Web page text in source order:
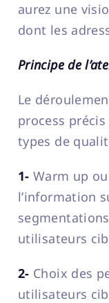
aurez une
dont les
Principe de
Le
process
types de
1- Warm up
l’information
utilisateurs
2- Choix des
utilisateurs